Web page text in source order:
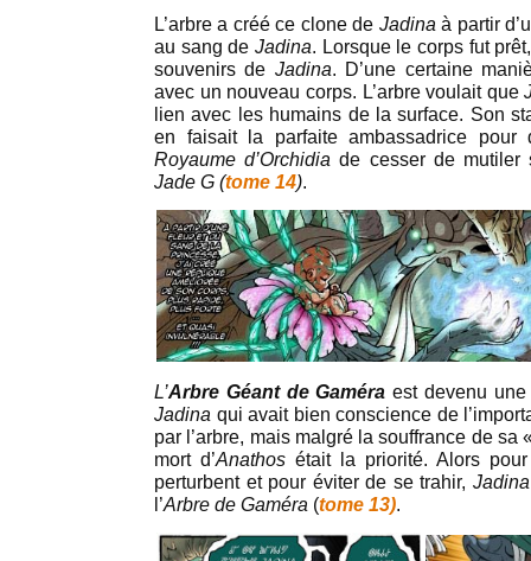
L’arbre a créé ce clone de Jadinaà partir
au sang de Jadina. Lorsque le corps fut
souvenirs de Jadina. D’une certaine
avec un nouveau corps. L’arbre voulait que
lien avec les humains de la surface. Son
en faisait la parfaite ambassadrice pour
Royaume d’Orchidiade cesser de mutiler
Jade G (tome 14).
L’Arbre Géant de Gaméraest devenu
Jadina qui avait bien conscience de
par l’arbre, mais malgré la souffrance de sa
mort d’Anathosétait la priorité. Alors
perturbent et pour éviter de se trahir, Jadina
l’Arbre de Gaméra (tome 13).